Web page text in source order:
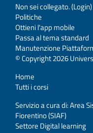
Non sei collegato. (Login)
Politiche
Ottieni l'app mobile
Passa al tema standard
Manutenzione
© Copyright 2026
Home
Tutti i corsi
Servizio a cura di: Area
Fiorentino (SIAF)
Settore Digital learning